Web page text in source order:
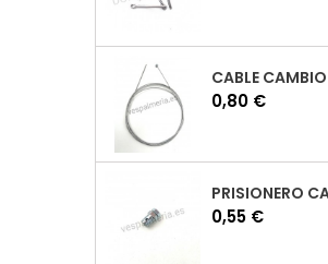
Precio
0,80 €
Precio
0,55 €